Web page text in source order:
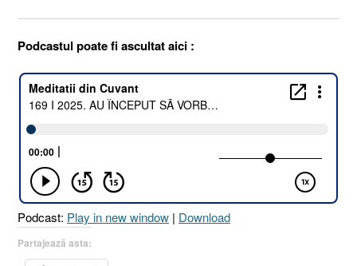
Podcastul poate fi ascultat aici :
Podcast: Play in new window | Download
Partajează asta: